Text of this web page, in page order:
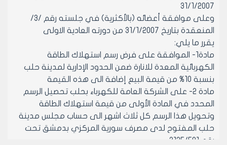
31/1/2007
وعلى موافقة أعضائه (بالأكثرية) في جلسته رقم /3/
المنعقدة بتاريخ 31/1/2007 من دورته العادية الاولى
يقرر ما يلي:
مادة1- الموافقة على فرض رسم استهلاك الطاقة
الكهربائية المعدة للانارة ضمن الحدود الإدارية لمدينة حلب
بنسبة 10% من قيمة البيع إضافة الى هذه القيمة
مادة 2- على الشركة العامة للكهرباء بحلب تحصيل الرسم
المحدد في المادة الأولى من قيمة استهلاك الطاقة
وتحويل هذا الرسم كل ثلاث اشهر الى حساب مجلس مدينة
حلب المفتوح لدى مصرف سورية المركزي بدمشق تحت
رقم 3125/501